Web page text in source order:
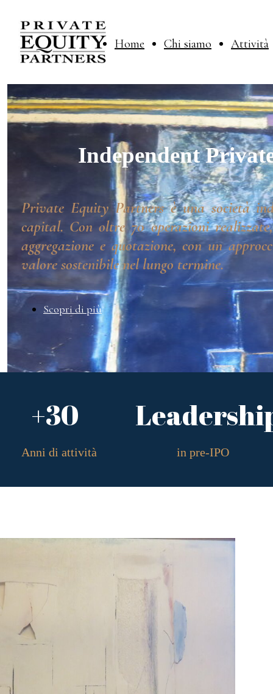
Home Chi siamo Attività
Independent
Private Equity Partners è una società
capital. Con oltre 70 operazioni
aggregazione e quotazione, con un
valore sostenibile nel lungo termine.
Scopri di più
+30
in pre-IPO
Anni di attività